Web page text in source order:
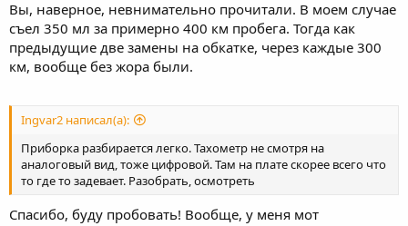
Понимаю что подозрительно много вопросов к новому моту,
но вот так! При том что в мотоциклах я не новичок - 20 лет на
Восходе откатал. Ездить умею, и с ремонтом\настройкой
обороты холостого, проверили весь крепеж, смазали цепь,
еще по мелочам.. Прикатали по месту покупки немного.
Вопросов не было. Первую 1000 км накружил относительно
быстро, за счет пары длинных поездок по 350 км, Днепр-
Лозовая-Днепр. Остальное по местному..
Вы, наверное, невнимательно прочитали. В моем случае
съел 350 мл за примерно 400 км пробега. Тогда как
предыдущие две замены на обкатке, через каждые 300
км, вообще без жора были.
Ingvar2 написал(а):
Приборка разбирается легко. Тахометр не смотря на
аналоговый вид, тоже цифровой. Там на плате скорее всего что
то где то задевает. Разобрать, осмотреть
Спасибо, буду пробовать! Вообще, у меня мот